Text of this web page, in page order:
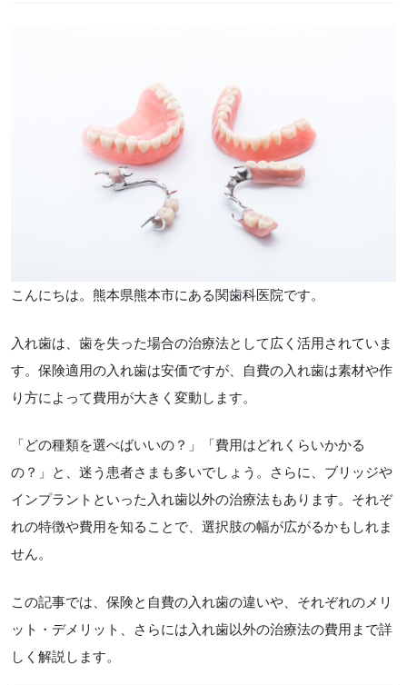
こんにちは。熊本県熊本市にある関歯科医院です。
入れ歯は、歯を失った場合の治療法として広く活用されていま
す。保険適用の入れ歯は安価ですが、自費の入れ歯は素材や作
り方によって費用が大きく変動します。
「どの種類を選べばいいの？」「費用はどれくらいかかる
の？」と、迷う患者さまも多いでしょう。さらに、ブリッジや
インプラントといった入れ歯以外の治療法もあります。それぞ
れの特徴や費用を知ることで、選択肢の幅が広がるかもしれま
せん。
この記事では、保険と自費の入れ歯の違いや、それぞれのメリ
ット・デメリット、さらには入れ歯以外の治療法の費用まで詳
しく解説します。